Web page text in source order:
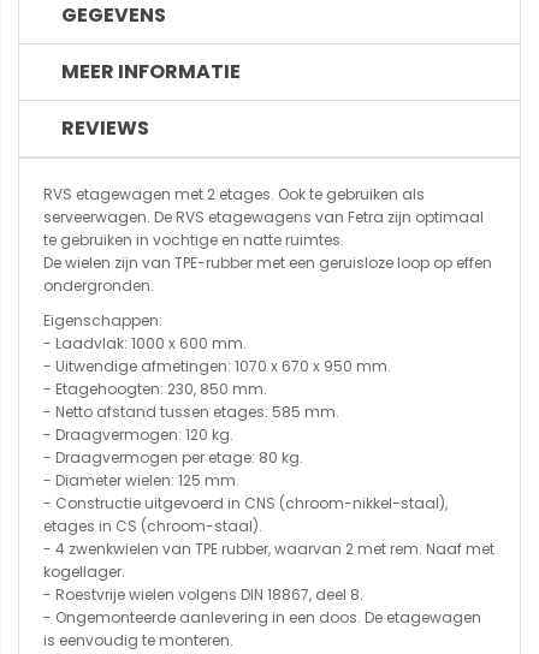
GEGEVENS
MEER INFORMATIE
REVIEWS
RVS etagewagen met 2 etages. Ook te gebruiken als
serveerwagen. De RVS etagewagens van Fetra zijn optimaal
te gebruiken in vochtige en natte ruimtes.
De wielen zijn van TPE-rubber met een geruisloze loop op effen
ondergronden.
Eigenschappen:
- Laadvlak: 1000 x 600 mm.
- Uitwendige afmetingen: 1070 x 670 x 950 mm.
- Etagehoogten: 230, 850 mm.
- Netto afstand tussen etages: 585 mm.
- Draagvermogen: 120 kg.
- Draagvermogen per etage: 80 kg.
- Diameter wielen: 125 mm.
- Constructie uitgevoerd in CNS (chroom-nikkel-staal),
etages in CS (chroom-staal).
- 4 zwenkwielen van TPE rubber, waarvan 2 met rem. Naaf met
kogellager.
- Roestvrije wielen volgens DIN 18867, deel 8.
- Ongemonteerde aanlevering in een doos. De etagewagen
is eenvoudig te monteren.